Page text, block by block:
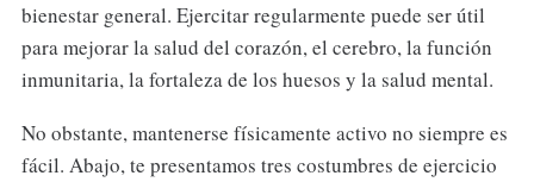
bienestar general. Ejercitar regularmente puede ser útil
para mejorar la salud del corazón, el cerebro, la función
inmunitaria, la fortaleza de los huesos y la salud mental.
No obstante, mantenerse físicamente activo no siempre es
fácil. Abajo, te presentamos tres costumbres de ejercicio